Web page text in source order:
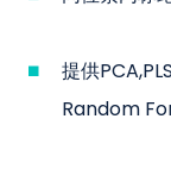
提供
Random